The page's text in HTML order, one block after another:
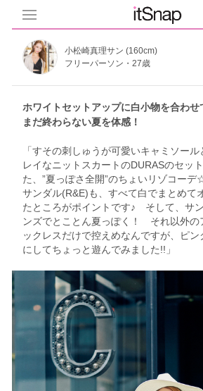
小松崎真理サン (160cm)
フリーパーソン・27歳
ホワイトセットアップに白小物を合わせ
まだ終わらない夏を体感！
「すその刺しゅうが可愛いキャミソー
レイなニットスカートのDURASのセッ
た、”夏っぽさ全開”のちょいリゾコー
サンダル(R&E)も、すべて白でまとめて
たところがポイントです♪ そして、サ
ンズでとことん夏っぽく！ それ以外の
ックレスだけで控えめなんですが、ピ
にしてちょっと遊んでみました!!」